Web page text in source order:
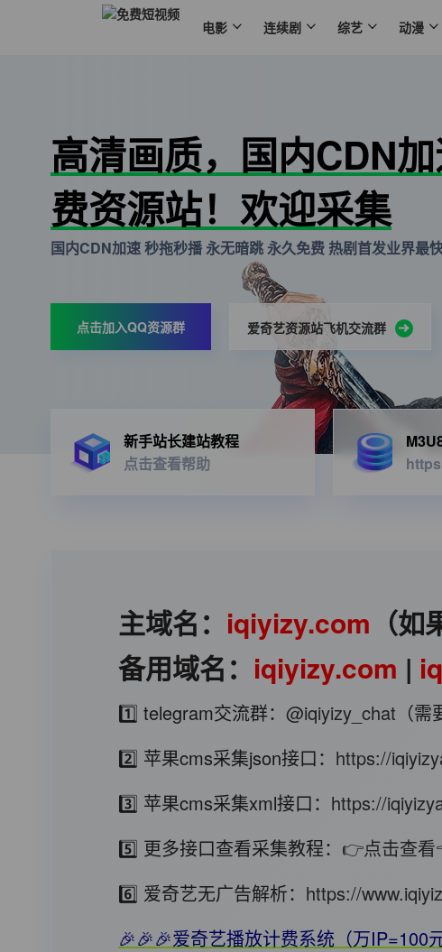
电影 连续剧 综艺 动漫
高清画质，国内CDN
费资源站！欢迎采集
国内CDN加速 秒拖秒播 永无暗跳 永久免费 热剧首发业界最
点击加入QQ资源群 爱奇艺资源站飞机交流群
新手站长建站教程
点击查看帮助
主域名： iqiyizy.com （
备用域名： iqiyizy.com |
1️⃣ telegram交流群： @iqiyizy_chat （
2️⃣ 苹果cms采集json接口： https://
3️⃣ 苹果cms采集xml接口： https://
5️⃣ 更多接口查看采集教程： 👉点击查
6️⃣ 爱奇艺无广告解析： https://
🎉🎉🎉爱奇艺播放计费系统（万IP=100